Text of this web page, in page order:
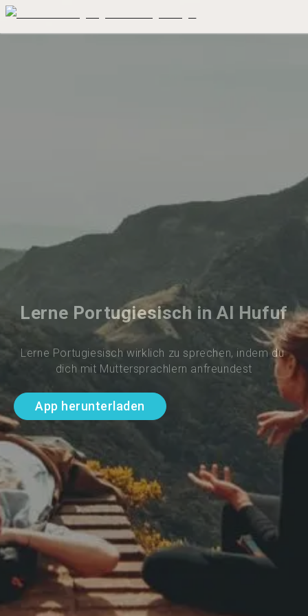
Lerne Portugiesisch in Al Hufuf
Lerne Portugiesisch wirklich zu sprechen, indem du
dich mit Muttersprachlern anfreundest
App herunterladen